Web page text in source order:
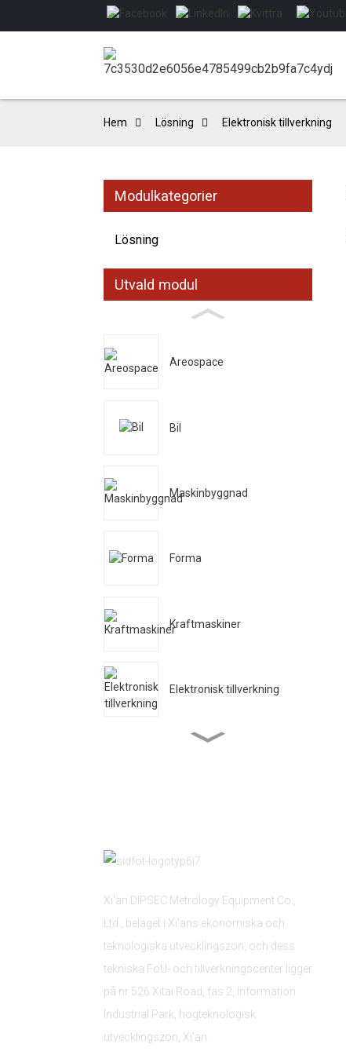
Hem Lösning Elektronisk tillverkning
Modulkategorier
Lösning
Utvald modul
Areospace
Bil
Maskinbyggnad
Forma
Kraftmaskiner
Elektronisk tillverkning
Xi'an DIPSEC Metrology Equipment Co.,
Ltd., beläget i Xi'ans ekonomiska och
teknologiska utvecklingszon, och dess
tekniska FoU- och tillverkningscenter ligger
på nr 526 Xitai Road, fas 2, Information
Industrial Park, högteknologisk
utvecklingszon, Xi'an.